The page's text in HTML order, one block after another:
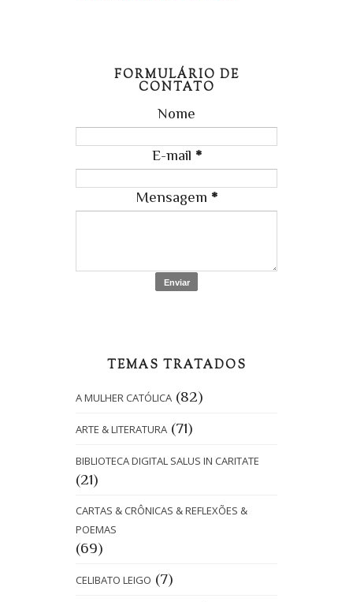
FORMULÁRIO DE
CONTATO
Nome
E-mail *
Mensagem *
TEMAS TRATADOS
A MULHER CATÓLICA (82)
ARTE & LITERATURA (71)
BIBLIOTECA DIGITAL SALUS IN CARITATE
(21)
CARTAS & CRÔNICAS & REFLEXÕES &
POEMAS
(69)
CELIBATO LEIGO (7)